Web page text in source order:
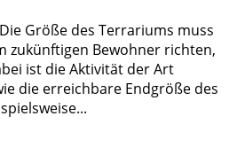
Größe des Terrariums muss
zukünftigen Bewohner richten,
ist die Aktivität der Art
die erreichbare Endgröße des